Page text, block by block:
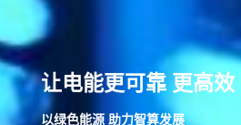
让电能更可靠 更高效
以绿色能源 助力智算发展